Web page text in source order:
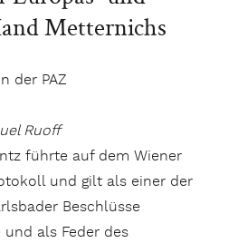
Metternichs
der PAZ
Ruoff
führte auf dem Wiener
und gilt als einer der
Beschlüsse
und als Feder des